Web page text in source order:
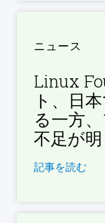
ニュース
Linux
ト、日
る一方
不足が
記事を読む